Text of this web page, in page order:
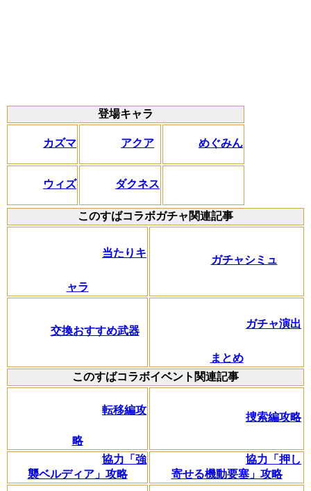
登場キャラ
カズマ アクア めぐみん
ウィズ ダクネス
このすばコラボガチャ関連記事
当たりキ
ャラ
ガチャシミュ
交換おすすめ武器
ガチャ演出
まとめ
このすばコラボイベント関連記事
転移編攻
略
捜索編攻略
協力「強
襲ベルディア」攻略
協力「押し
寄せる機動要塞」攻略